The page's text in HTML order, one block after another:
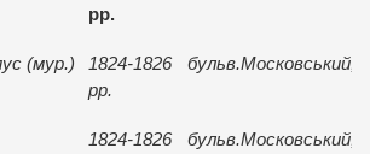
рр.
(мур.)
1824-1826
рр.
бульв.Московський,
1824-1826
бульв.Московський,